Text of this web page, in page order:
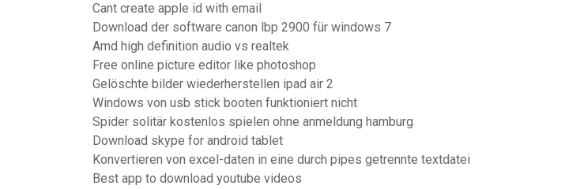
Cant create apple id with email
Download der software canon lbp 2900 für windows 7
Amd high definition audio vs realtek
Free online picture editor like photoshop
Gelöschte bilder wiederherstellen ipad air 2
Windows von usb stick booten funktioniert nicht
Spider solitär kostenlos spielen ohne anmeldung hamburg
Download skype for android tablet
Konvertieren von excel-daten in eine durch pipes getrennte textdatei
Best app to download youtube videos